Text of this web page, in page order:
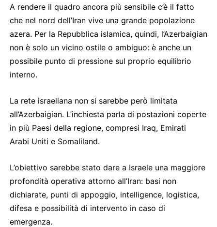
A rendere il quadro ancora più sensibile c’è il fatto
che nel nord dell’Iran vive una grande popolazione
azera. Per la Repubblica islamica, quindi, l’Azerbaigian
non è solo un vicino ostile o ambiguo: è anche un
possibile punto di pressione sul proprio equilibrio
interno.
La rete israeliana non si sarebbe però limitata
all’Azerbaigian. L’inchiesta parla di postazioni coperte
in più Paesi della regione, compresi Iraq, Emirati
Arabi Uniti e Somaliland.
L’obiettivo sarebbe stato dare a Israele una maggiore
profondità operativa attorno all’Iran: basi non
dichiarate, punti di appoggio, intelligence, logistica,
difesa e possibilità di intervento in caso di
emergenza.